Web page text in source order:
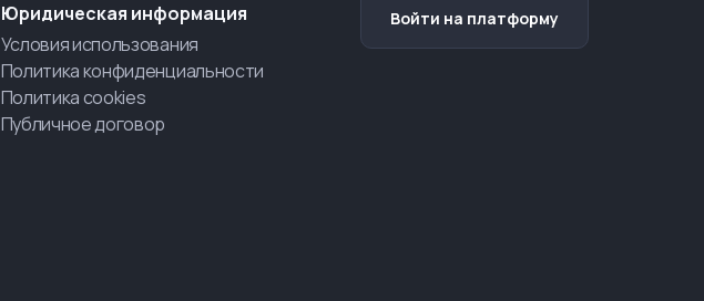
Юридическая информация
Условия использования
Политика конфиденциальности
Политика cookies
Публичное договор
Войти на платформу